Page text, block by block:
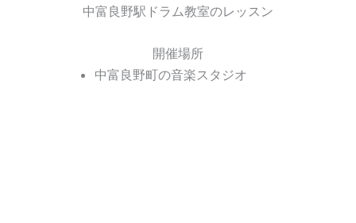
中富良野駅ドラム教室のレッスン
開催場所
中富良野町の音楽スタジオ